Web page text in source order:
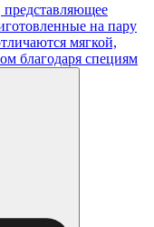
на пару
мягкой,
благодаря специям